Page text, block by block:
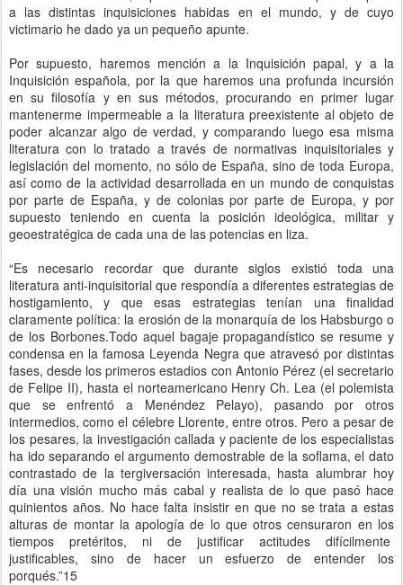
a las distintas inquisiciones habidas en el mundo, y de cuyo
victimario he dado ya un pequeño apunte.
Por supuesto, haremos mención a la Inquisición papal, y a la
Inquisición española, por la que haremos una profunda incursión
en su filosofía y en sus métodos, procurando en primer lugar
mantenerme impermeable a la literatura preexistente al objeto de
poder alcanzar algo de verdad, y comparando luego esa misma
literatura con lo tratado a través de normativas inquisitoriales y
legislación del momento, no sólo de España, sino de toda Europa,
así como de la actividad desarrollada en un mundo de conquistas
por parte de España, y de colonias por parte de Europa, y por
supuesto teniendo en cuenta la posición ideológica, militar y
geoestratégica de cada una de las potencias en liza.
“Es necesario recordar que durante siglos existió toda una
literatura anti-inquisitorial que respondía a diferentes estrategias de
hostigamiento, y que esas estrategias tenían una finalidad
claramente política: la erosión de la monarquía de los Habsburgo o
de los Borbones.Todo aquel bagaje propagandístico se resume y
condensa en la famosa Leyenda Negra que atravesó por distintas
fases, desde los primeros estadios con Antonio Pérez (el secretario
de Felipe II), hasta el norteamericano Henry Ch. Lea (el polemista
que se enfrentó a Menéndez Pelayo), pasando por otros
intermedios, como el célebre Llorente, entre otros. Pero a pesar de
los pesares, la investigación callada y paciente de los especialistas
ha ido separando el argumento demostrable de la soflama, el dato
contrastado de la tergiversación interesada, hasta alumbrar hoy
día una visión mucho más cabal y realista de lo que pasó hace
quinientos años. No hace falta insistir en que no se trata a estas
alturas de montar la apología de lo que otros censuraron en los
tiempos pretéritos, ni de justificar actitudes difícilmente
justificables, sino de hacer un esfuerzo de entender los
porqués.”15